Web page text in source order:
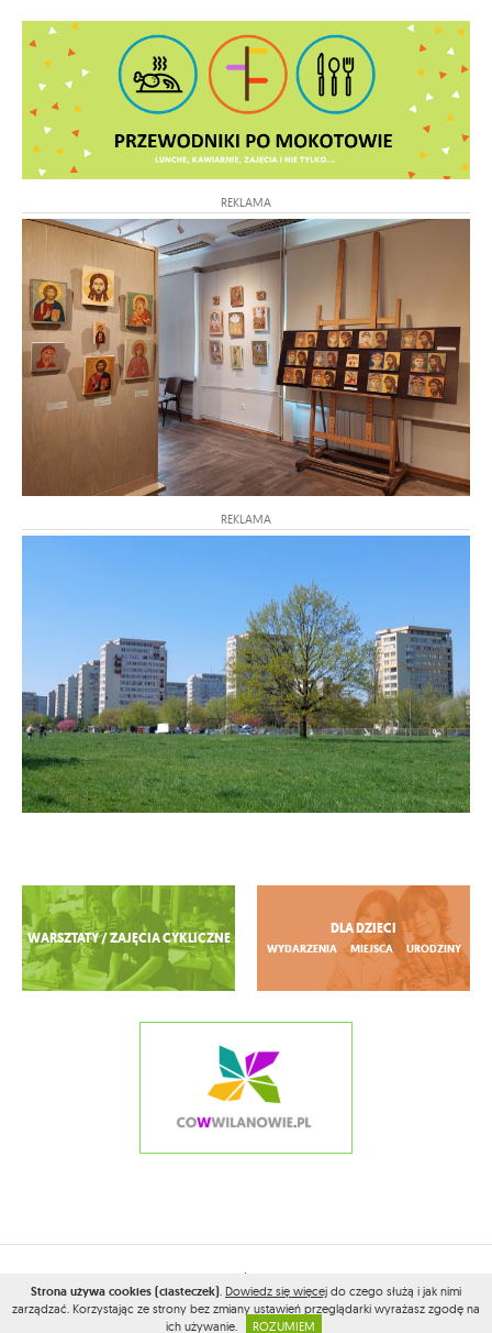
REKLAMA
REKLAMA
Zobacz więcej
WARSZTATY / ZAJĘCIA CYKLICZNE
DLA DZIECI
WYDARZENIA MIEJSCA URODZINY
2026© WSZELKIE PRAWA ZASTRZEŻONE PRZEZ
PROJEKT I WYKONANIE:VEGA INTERNET STUDIO
Strona używa cookies (ciasteczek). Dowiedz się więcej do czego służą i jak nimi
zarządzać. Korzystając ze strony bez zmiany ustawień przeglądarki wyrażasz zgodę na
ich używanie.
ROZUMIEM